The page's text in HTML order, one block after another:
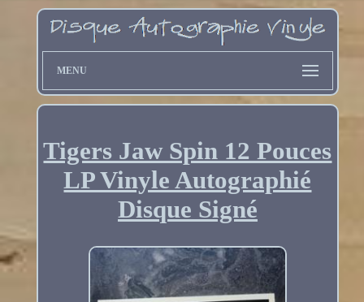
MENU
Tigers Jaw Spin 12 Pouces
LP Vinyle Autographié
Disque Signé